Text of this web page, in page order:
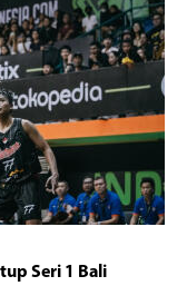
Seri 1 Bali